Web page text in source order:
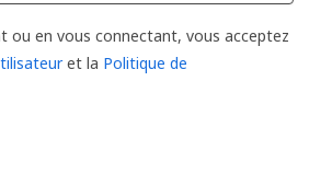
ou en vous connectant, vous acceptez
et la Politique de